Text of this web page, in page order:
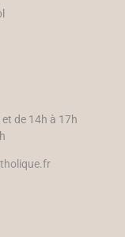
de 14h à 17h